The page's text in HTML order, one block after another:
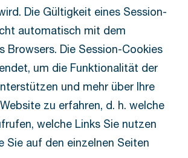
Die Gültigkeit eines Session-
automatisch mit dem
Browsers. Die Session-Cookies
um die Funktionalität der
und mehr über Ihre
zu erfahren, d. h. welche
welche Links Sie nutzen
Sie auf den einzelnen Seiten